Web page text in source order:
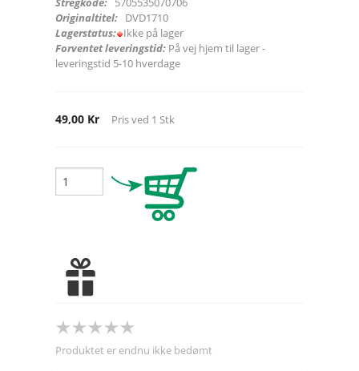
Originaltitel: DVD1710
Lagerstatus: Ikke på lager
Forventet leveringstid: På vej hjem til lager -
leveringstid 5-10 hverdage
49,00 Kr Pris ved 1 Stk
Produktet er endnu ikke bedømt